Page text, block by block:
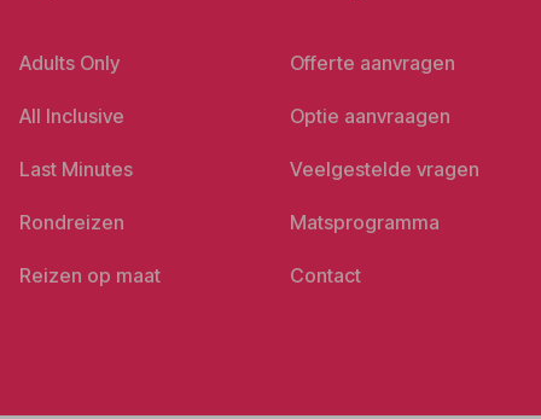
Adults Only
All Inclusive
Last Minutes
Rondreizen
Reizen op maat
Offerte aanvragen
Optie aanvraagen
Veelgestelde vragen
Matsprogramma
Contact